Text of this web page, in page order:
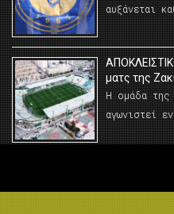
αυξάνεται
ματς της
Η ομάδα της
αγωνιστεί